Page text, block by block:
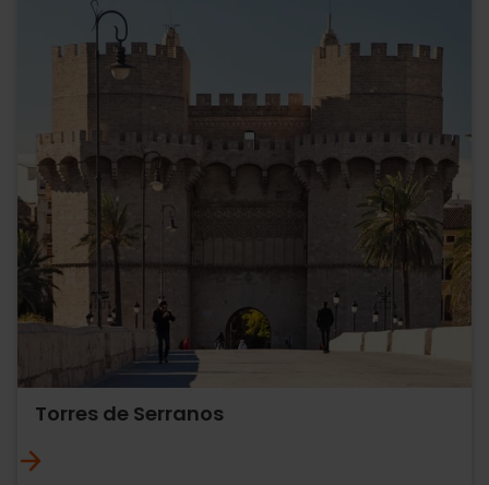
Torres de Serranos